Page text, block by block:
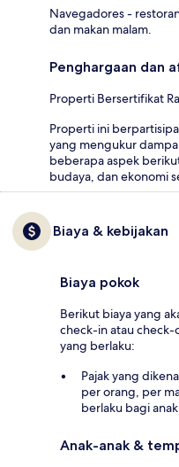
Navegadores -
dan makan malam.
Penghargaan dan
Properti Bersertifikat
Properti ini
yang mengukur
beberapa aspek
budaya, dan ekonomi
Biaya & kebijakan
Biaya pokok
Berikut biaya yang
check-in atau check-
yang berlaku:
Pajak yang
per orang, per
berlaku bagi
Anak-anak &